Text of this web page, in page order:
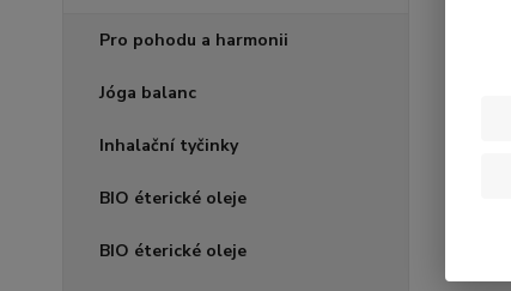
Pro pohodu a harmonii
Jóga balanc
Inhalační tyčinky
BIO éterické oleje
BIO éterické oleje